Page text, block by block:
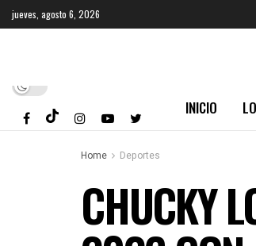
jueves, agosto 6, 2026
INICIO
Home Deportes
CHUCKY